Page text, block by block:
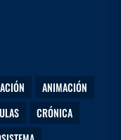
ANIMACIÓN
CRÓNICA